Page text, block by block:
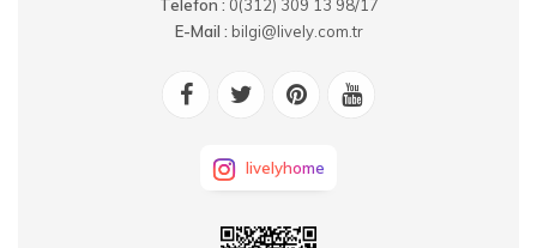
Telefon : 0(312) 309 13 98/17
E-Mail : bilgi@lively.com.tr
livelyhome